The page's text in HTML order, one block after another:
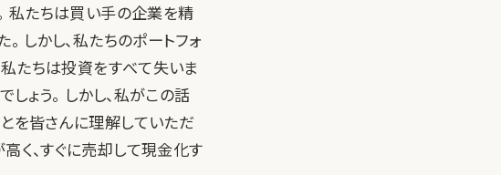
私たちは買い手の企業を精
しかし、私たちのポートフォ
たちは投資をすべて失いま
ょう。 しかし、私がこの話
を皆さんに理解していただ
く、すぐに売却して現金化す